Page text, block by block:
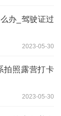
办_驾驶证过
2023-05-30
拍照露营打卡
2023-05-30